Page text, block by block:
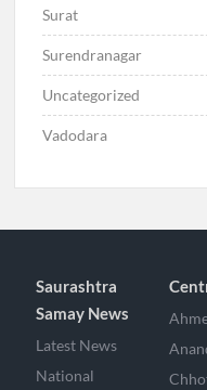
Surat
Surendranagar
Uncategorized
Vadodara
Saurashtra
Samay News
Latest News
National